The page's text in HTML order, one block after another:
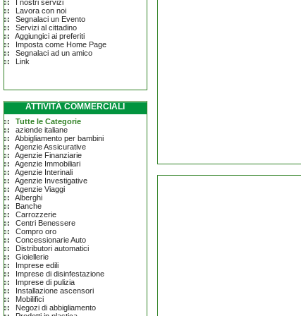
I nostri servizi
Lavora con noi
Segnalaci un Evento
Servizi al cittadino
Aggiungici ai preferiti
Imposta come Home Page
Segnalaci ad un amico
Link
ATTIVITÀ COMMERCIALI
Tutte le Categorie
aziende italiane
Abbigliamento per bambini
Agenzie Assicurative
Agenzie Finanziarie
Agenzie Immobiliari
Agenzie Interinali
Agenzie Investigative
Agenzie Viaggi
Alberghi
Banche
Carrozzerie
Centri Benessere
Compro oro
Concessionarie Auto
Distributori automatici
Gioiellerie
Imprese edili
Imprese di disinfestazione
Imprese di pulizia
Installazione ascensori
Mobilifici
Negozi di abbigliamento